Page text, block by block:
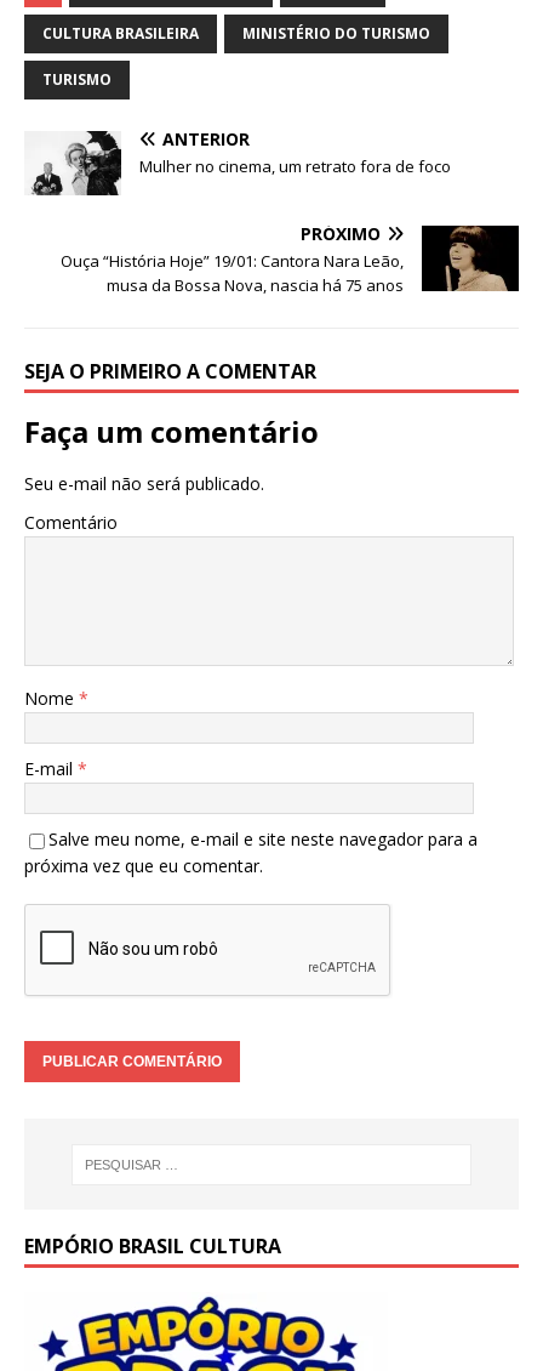
s
A
p
p
e
o
k
e tel e
CULTURA BRASILEIRA MINISTÉRIO DO TURISMO
TURISMO
ANTERIOR
Mulher no cinema, um retrato fora de foco
PRÓXIMO
Ouça “História Hoje” 19/01: Cantora Nara Leão,
musa da Bossa Nova, nascia há 75 anos
SEJA O PRIMEIRO A COMENTAR
Faça um comentário
Seu e-mail não será publicado.
Comentário
Nome *
E-mail *
Salve meu nome, e-mail e site neste navegador para a
próxima vez que eu comentar.
EMPÓRIO BRASIL CULTURA